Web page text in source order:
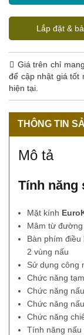
Lắp đặt &
Giá trên chỉ
để cập nhật giá tốt
hiện tại.
THÔNG TIN
Mô tả
Tính năng
Mặt kính
Mâm từ
Bàn phím điều
2 vùng nấu
Sử dụng công
Chức năng
Chức năng
Chức năng
Chức năng
Tính năng nấu